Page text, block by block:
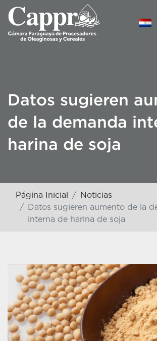
Datos sugieren
de la demanda
harina de soja
Página Inicial
Noticias
Datos sugieren aumento de la
interna de harina de soja